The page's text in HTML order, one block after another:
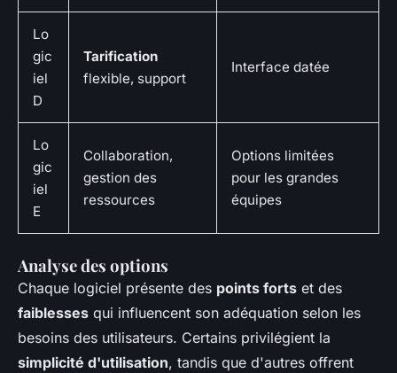
Lo
gic
iel
D
Tarification
flexible, support
Interface datée
Lo
gic
iel
E
Collaboration,
gestion des
ressources
Options limitées
pour les grandes
équipes
Analyse des options
Chaque logiciel présente des points forts et des
faiblesses qui influencent son adéquation selon les
besoins des utilisateurs. Certains privilégient la
simplicité d'utilisation, tandis que d'autres offrent